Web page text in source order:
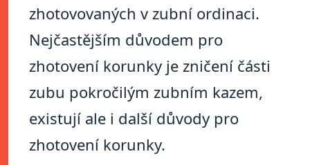
zhotovovaných v zubní ordinaci.
Nejčastějším důvodem pro
zhotovení korunky je zničení části
zubu pokročilým zubním kazem,
existují ale i další důvody pro
zhotovení korunky.